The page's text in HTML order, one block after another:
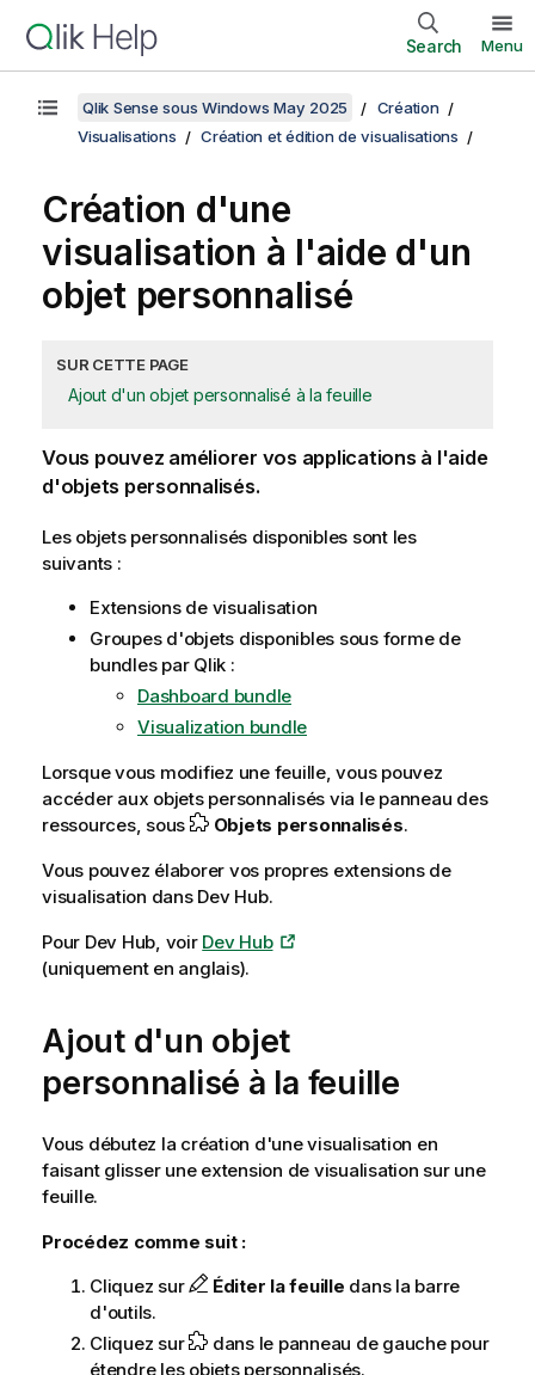
Search Menu
Qlik Sense sous Windows May 2025
Création
Visualisations
Création et édition de visualisations
Création d'une
visualisation à l'aide d'un
objet personnalisé
SUR CETTE PAGE
Ajout d'un objet personnalisé à la feuille
Vous pouvez améliorer vos applications à l'aide
d'objets personnalisés.
Les objets personnalisés disponibles sont les
suivants :
Extensions de visualisation
Groupes d'objets disponibles sous forme de
bundles par Qlik :
Dashboard bundle
Visualization bundle
Lorsque vous modifiez une feuille, vous pouvez
accéder aux objets personnalisés via le panneau des
ressources, sous
Objets personnalisés.
Vous pouvez élaborer vos propres extensions de
visualisation dans Dev Hub.
Pour Dev Hub, voir Dev Hub
(uniquement en anglais).
Ajout d'un objet
personnalisé à la feuille
Vous débutez la création d'une visualisation en
faisant glisser une extension de visualisation sur une
feuille.
Procédez comme suit :
Cliquez sur
Éditer la feuille dans la barre
d'outils.
Cliquez sur
dans le panneau de gauche pour
étendre les objets personnalisés.